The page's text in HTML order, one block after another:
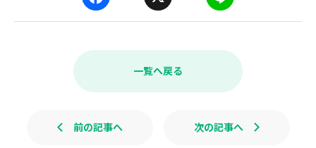
a
e
k
i
e
一覧へ戻る
前の記事へ 次の記事へ